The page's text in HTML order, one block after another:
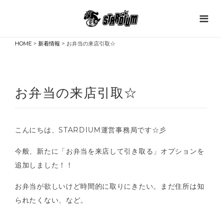
HOME > 新着情報 > お弁当の来店引取☆
お弁当の来店引取☆
こんにちは、STARDIUM運営事務局です☆彡
今般、新たに「お弁当を来店して引き取る」オプションを
追加しました！！
お弁当が欲しいけど時間的に取りにきたい。まだ住所は知
られたくない、など。